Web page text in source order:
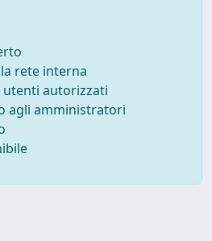
rete interna
autorizzati
agli amministratori